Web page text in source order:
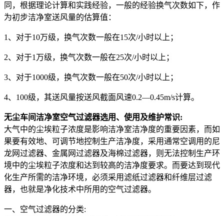
同，根据理论计算和实践经验，一般的经验换气次数如下，作
为初步洁净室送风量的估算值：
1、对于10万级，换气次数一般在15次/小时以上；
2、对于1万级，换气次数一般在25次/小时以上；
3、对于1000级，换气次数一般在50次/小时以上；
4、100级，其送风量按送风截面风速0.2—0.45m/s计算。
无尘车间洁净室空气过滤器选用、使用及维护常识:
大气中的尘埃粒子浓度是影响洁净室洁净度的重要因素，而如
果要有效地、可调节地控制生产洁净度，采用通常空调用的尼
龙网过滤器、金属网过滤器及海棉过滤器，则无法控制生产环
境中的尘埃粒子浓度和达到较高的洁净度要求。而要达到现代
化生产所需的洁净环境，必须采用滤纸过滤器和纤维层过滤
器，也就是净化技术中所用的空气过滤器。
一、空气过滤器的分类: